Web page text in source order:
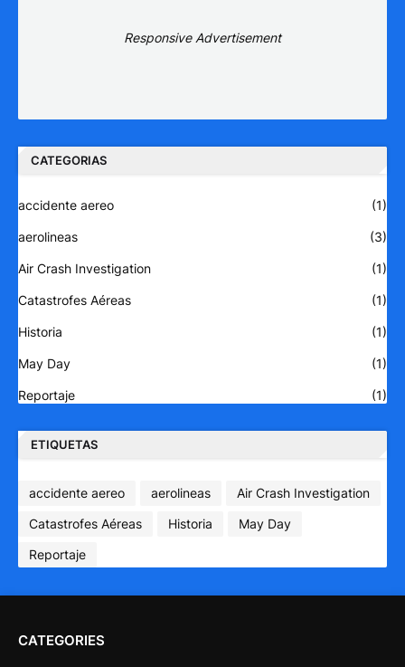
Responsive Advertisement
CATEGORIAS
accidente aereo (1)
aerolineas (3)
Air Crash Investigation (1)
Catastrofes Aéreas (1)
Historia (1)
May Day (1)
Reportaje (1)
ETIQUETAS
accidente aereo aerolineas
Air Crash Investigation
Catastrofes Aéreas
Historia
May Day
Reportaje
CATEGORIES